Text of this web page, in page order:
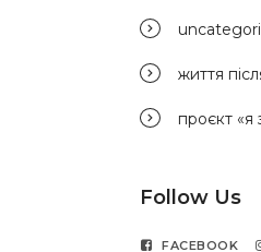
життя
проєкт «я
Follow Us
FACEBOOK